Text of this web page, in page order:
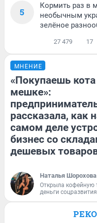
5
Кормить раз в
необычным
зелёное
27 479 17
МНЕНИЕ
«Покупаешь
мешке»:
рассказала, как
самом деле
бизнес со
дешевых
Наталья Шорохова
Открыла кофейную
деньги соцразвития